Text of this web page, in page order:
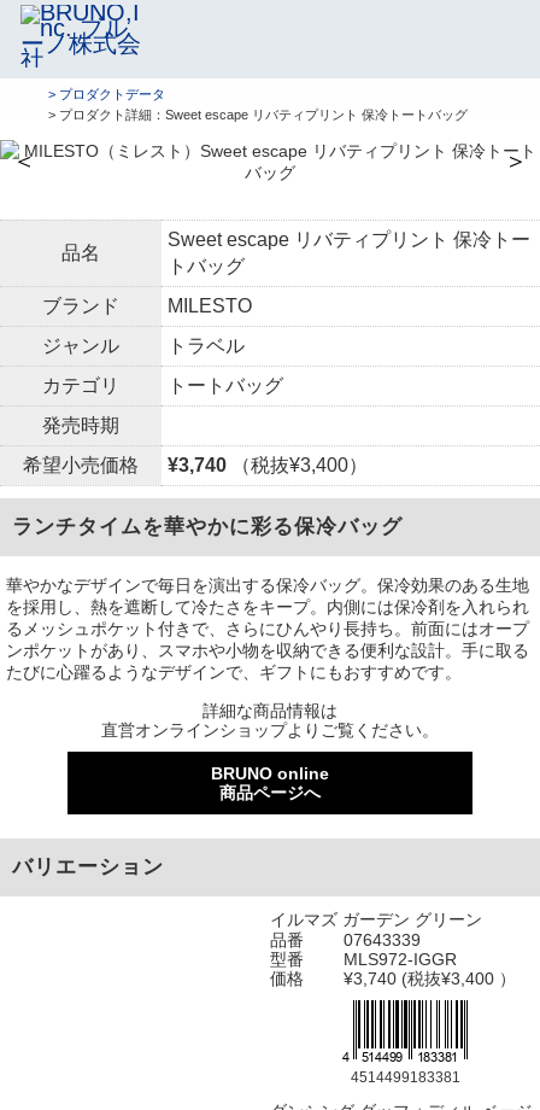
> プロダクトデータ
> プロダクト詳細：Sweet escape リバティプリント 保冷トートバッグ
＜ ＞
品名
Sweet escape リバティプリント 保冷トー
トバッグ
ブランド
MILESTO
ジャンル
トラベル
カテゴリ
トートバッグ
発売時期
希望小売価格
¥3,740 （税抜¥3,400）
ランチタイムを華やかに彩る保冷バッグ
華やかなデザインで毎日を演出する保冷バッグ。保冷効果のある生地
を採用し、熱を遮断して冷たさをキープ。内側には保冷剤を入れられ
るメッシュポケット付きで、さらにひんやり長持ち。前面にはオープ
ンポケットがあり、スマホや小物を収納できる便利な設計。手に取る
たびに心躍るようなデザインで、ギフトにもおすすめです。
詳細な商品情報は
直営オンラインショップよりご覧ください。
BRUNO online
商品ページへ
バリエーション
イルマズ ガーデン グリーン
品番
07643339
型番
MLS972-IGGR
価格
¥3,740 (税抜¥3,400 ）
4514499183381